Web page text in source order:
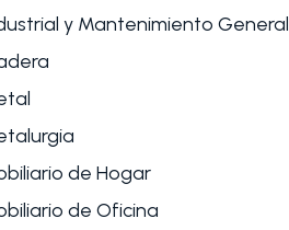
y Mantenimiento General
de Hogar
de Oficina